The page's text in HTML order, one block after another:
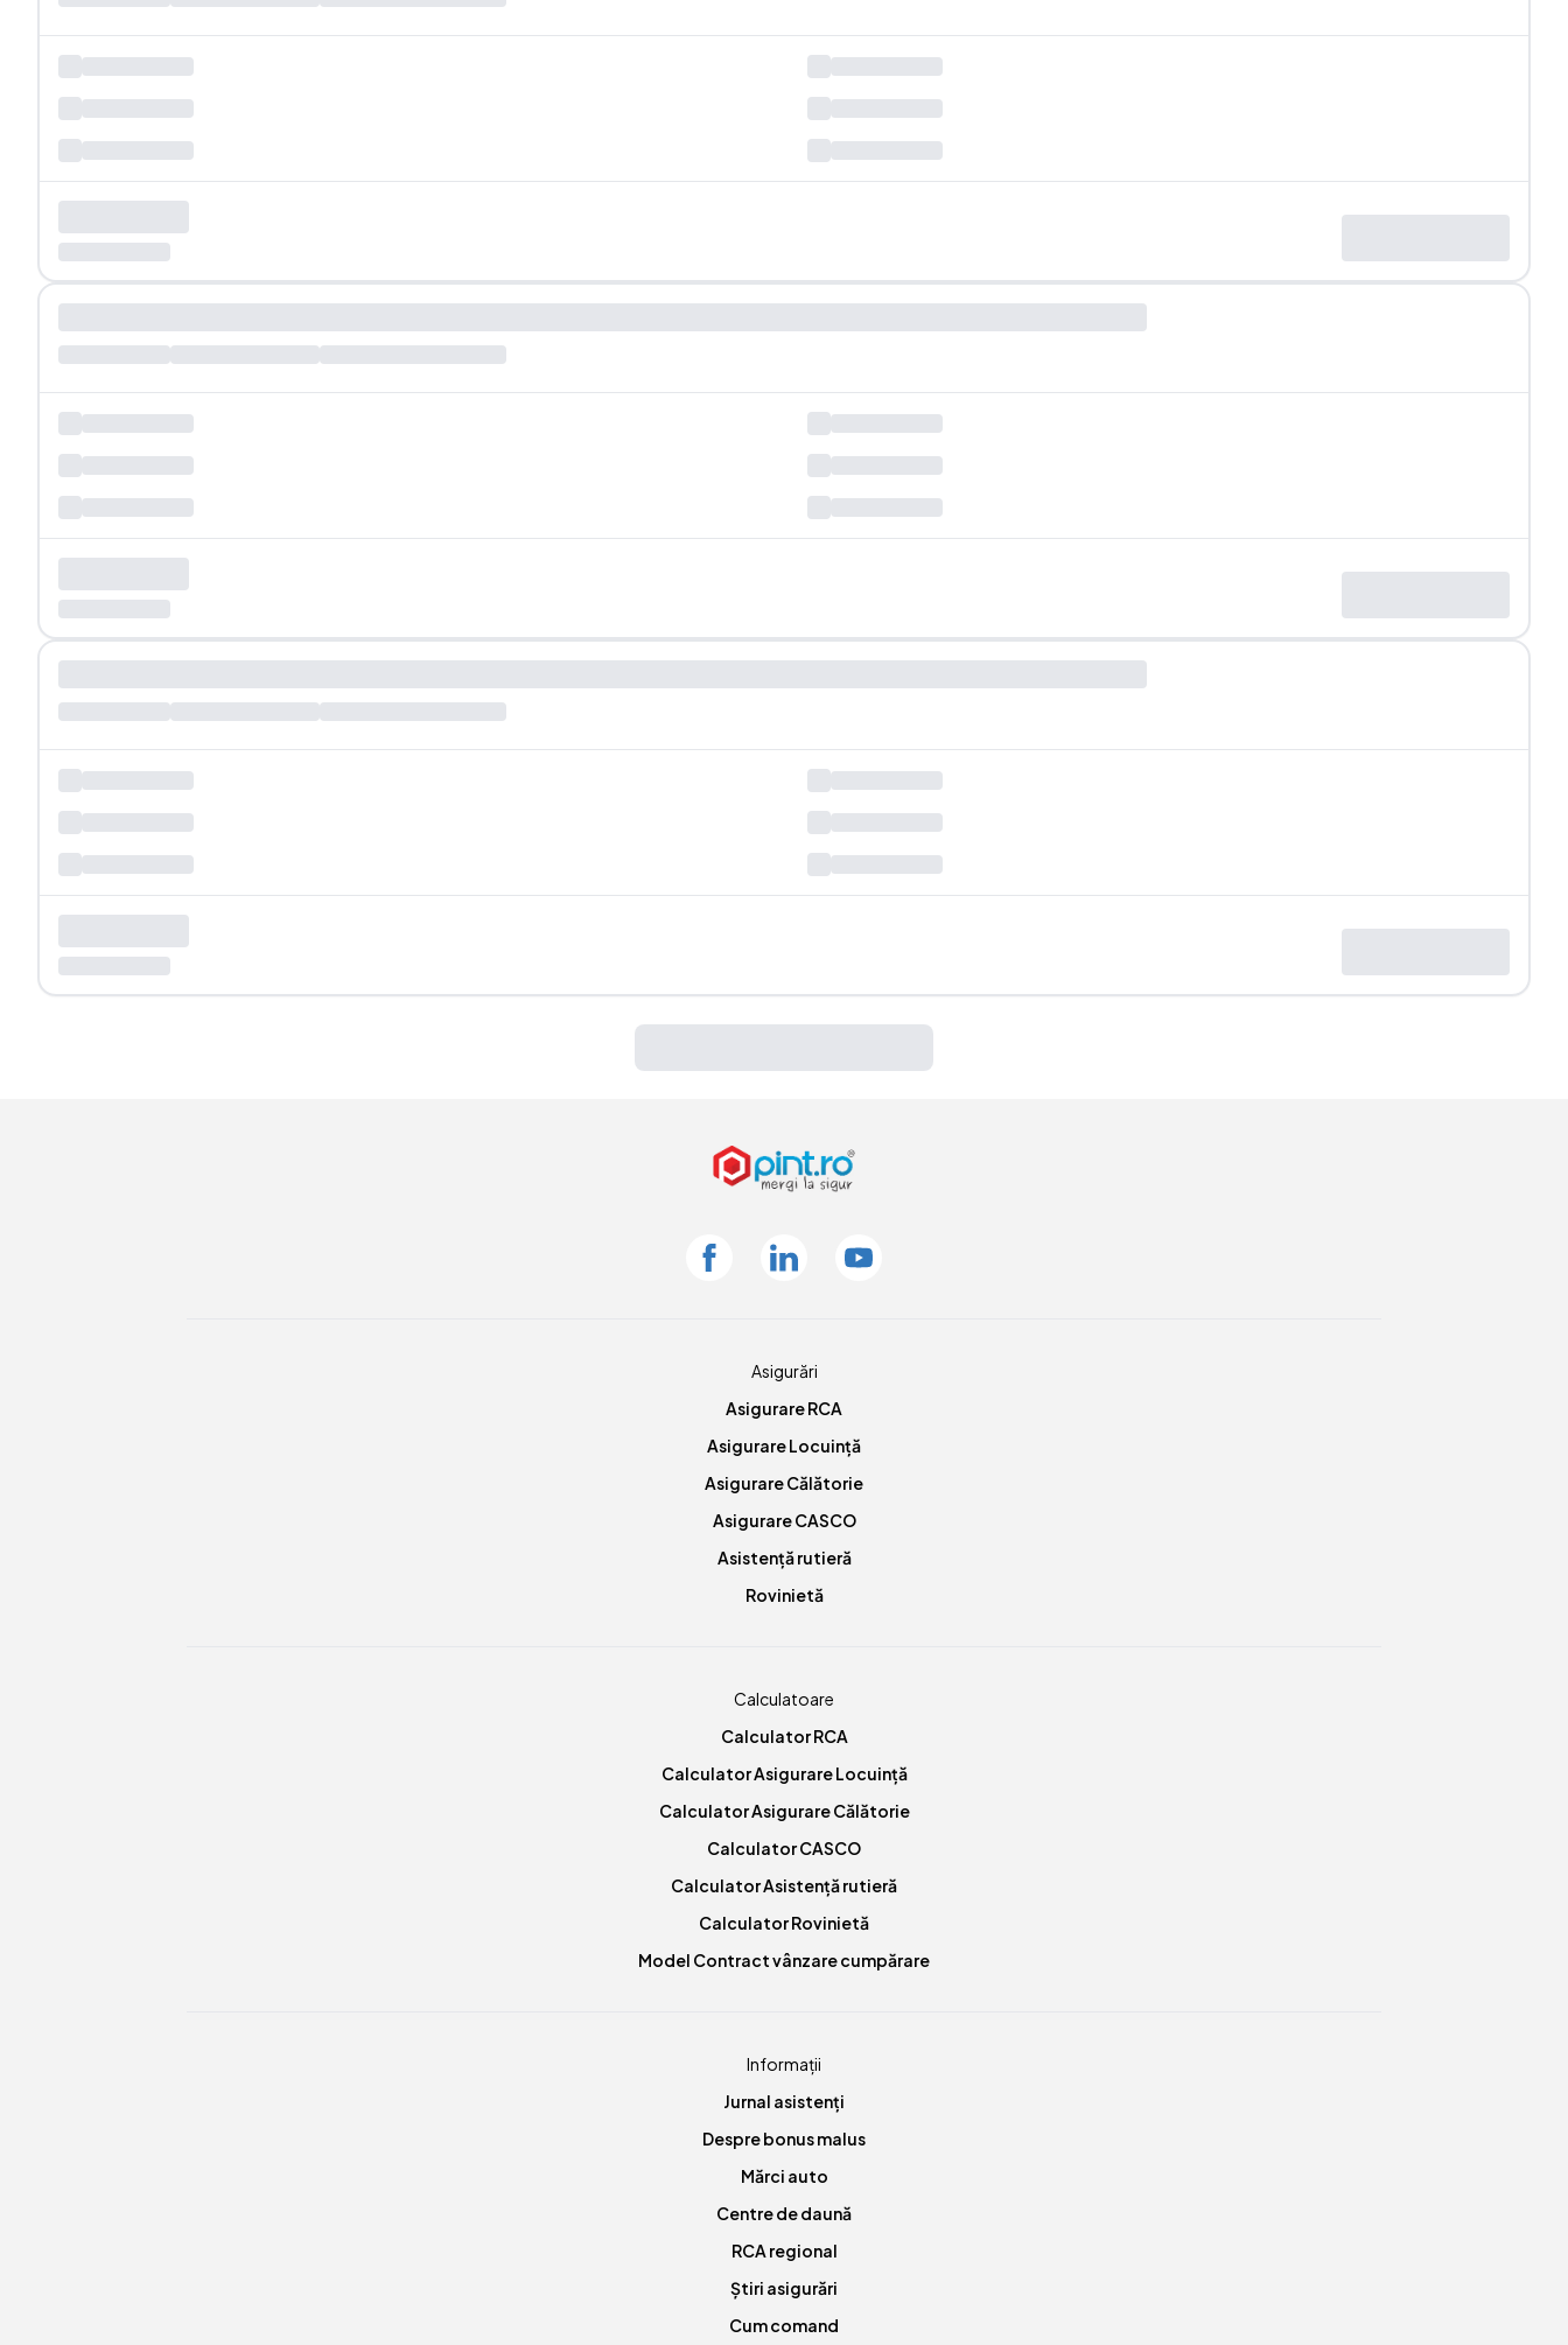
FacebookLinkedin Youtube
Asigurări
Asigurare RCA
Asigurare Locuință
Asigurare Călătorie
Asigurare CASCO
Asistență rutieră
Rovinietă
Calculatoare
Calculator RCA
Calculator Asigurare Locuință
Calculator Asigurare Călătorie
Calculator CASCO
Calculator Asistență rutieră
Calculator Rovinietă
Model Contract vânzare cumpărare
Informații
Jurnal asistenți
Despre bonus malus
Mărci auto
Centre de daună
RCA regional
Știri asigurări
Cum comand